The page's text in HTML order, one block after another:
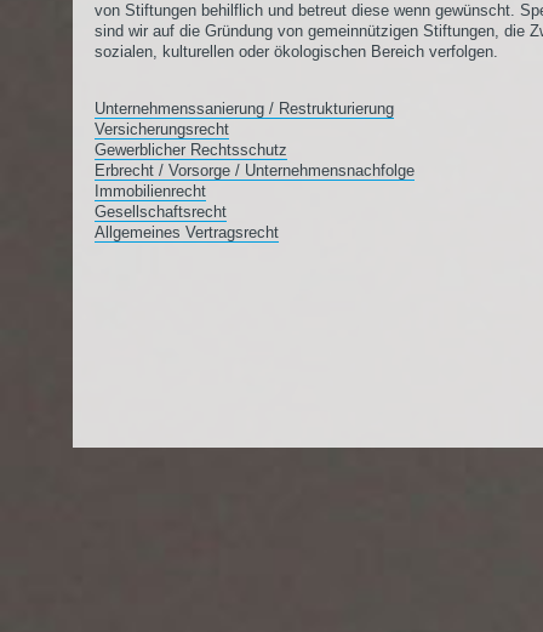
von Stiftungen behilflich und betreut diese wenn gewünscht.
sind wir auf die Gründung von gemeinnützigen Stiftungen, die
sozialen, kulturellen oder ökologischen Bereich verfolgen.
Unternehmenssanierung / Restrukturierung
Versicherungsrecht
Gewerblicher Rechtsschutz
Erbrecht / Vorsorge / Unternehmensnachfolge
Immobilienrecht
Gesellschaftsrecht
Allgemeines Vertragsrecht